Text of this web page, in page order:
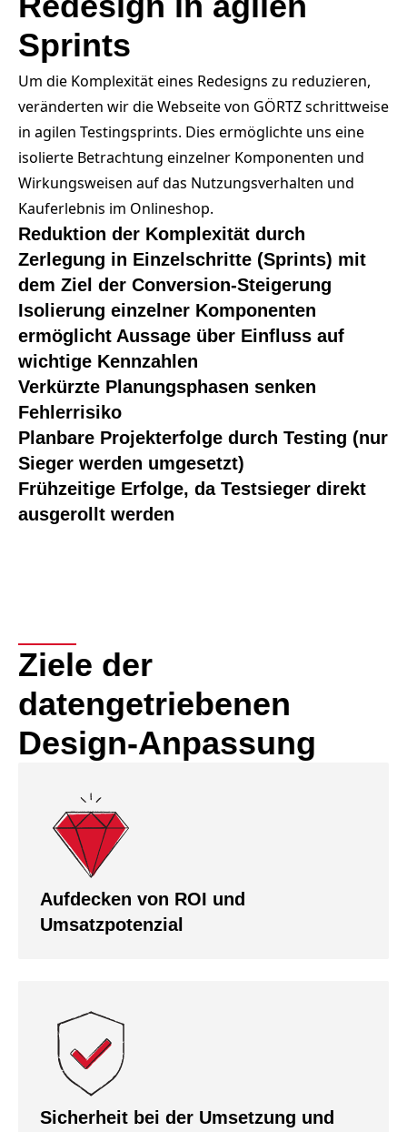
Sprints
Um die Komplexität eines Redesigns zu reduzieren,
veränderten wir die Webseite von GÖRTZ schrittweise
in agilen Testingsprints. Dies ermöglichte uns eine
isolierte Betrachtung einzelner Komponenten und
Wirkungsweisen auf das Nutzungsverhalten und
Kauferlebnis im Onlineshop.
Reduktion der Komplexität durch
Zerlegung in Einzelschritte (Sprints) mit
dem Ziel der Conversion-Steigerung
Isolierung einzelner Komponenten
ermöglicht Aussage über Einfluss auf
wichtige Kennzahlen
Verkürzte Planungsphasen senken
Fehlerrisiko
Planbare Projekterfolge durch Testing (nur
Sieger werden umgesetzt)
Frühzeitige Erfolge, da Testsieger direkt
ausgerollt werden
Ziele der
datengetriebenen
Design-Anpassung
Aufdecken von ROI und
Umsatzpotenzial
Sicherheit bei der Umsetzung und